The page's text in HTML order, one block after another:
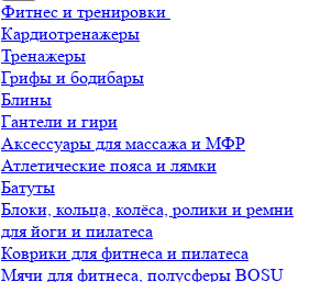
Фитнес и тренировки
Кардиотренажеры
Тренажеры
Грифы и бодибары
Блины
Гантели и гири
Аксессуары для массажа и МФР
Атлетические пояса и лямки
Батуты
Блоки, кольца, колёса, ролики и ремни
для йоги и пилатеса
Коврики для фитнеса и пилатеса
Мячи для фитнеса, полусферы BOSU